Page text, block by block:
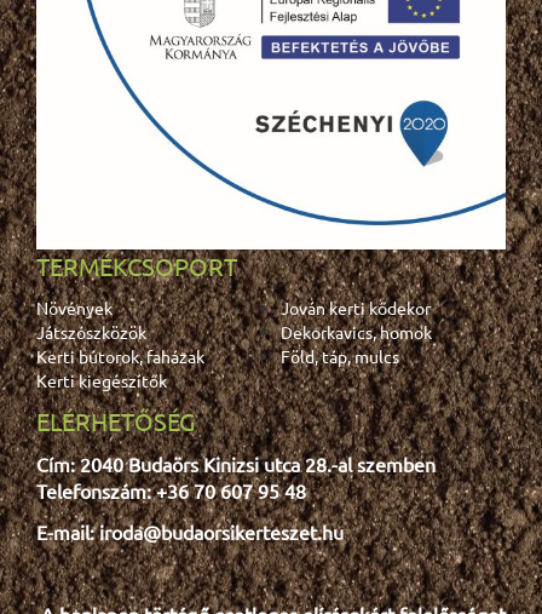
TERMÉKCSOPORT
Növények
Jován kerti kődekor
Játszószközök
Dekorkavics, homok
Kerti bútorok, faházak
Föld, táp, mulcs
Kerti kiegészítők
ELÉRHETŐSÉG
Cím: 2040 Budaörs Kinizsi utca 28.-al szemben
Telefonszám: +36 70 607 95 48
E-mail: iroda@budaorsikerteszet.hu